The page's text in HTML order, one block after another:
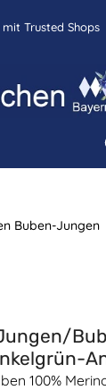
Trusted Shops
Buben-Jungen
100%